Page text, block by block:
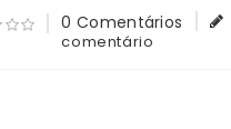
0 Comentários
comentário